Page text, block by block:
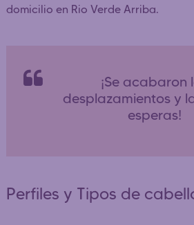
domicilio en Rio Verde Arriba.
¡Se acabaron
desplazamientos y
esperas!
Perfiles y Tipos de